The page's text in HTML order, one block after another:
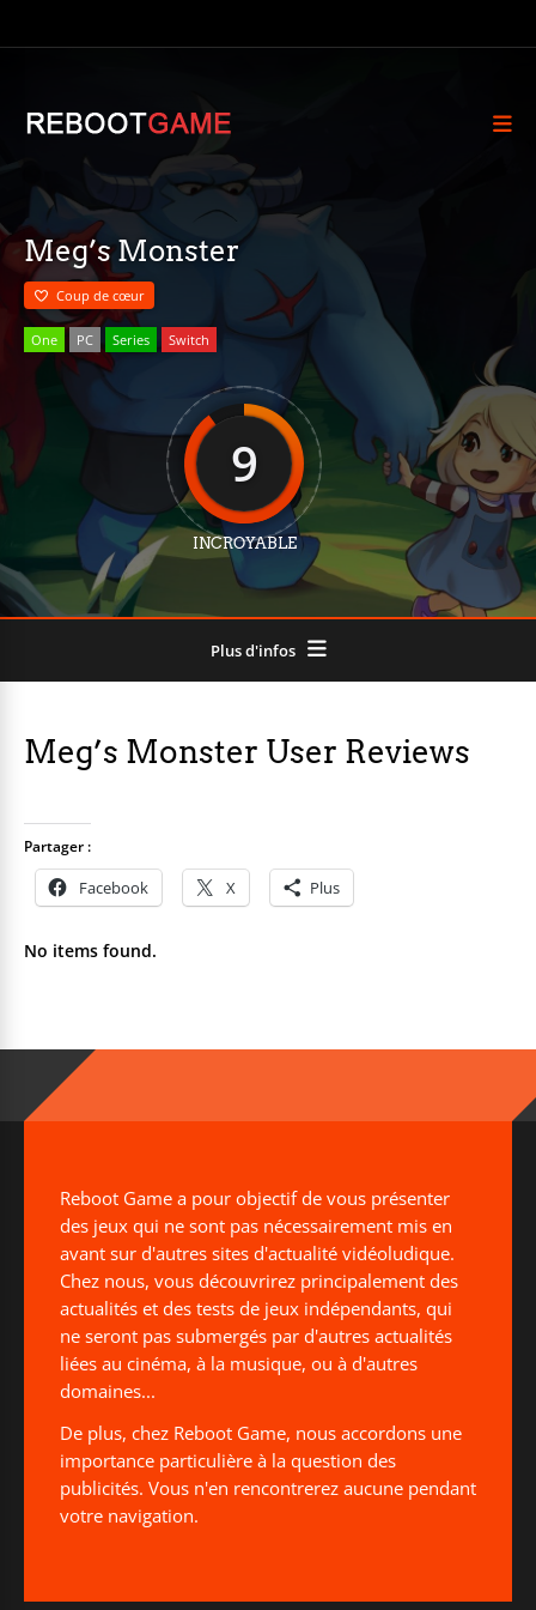
Meg’s Monster
Coup de cœur
One PC Series Switch
9
INCROYABLE
Plus d'infos
Meg’s Monster User Reviews
Partager :
Facebook X Plus
No items found.
Reboot Game a pour objectif de vous présenter
des jeux qui ne sont pas nécessairement mis en
avant sur d'autres sites d'actualité vidéoludique.
Chez nous, vous découvrirez principalement des
actualités et des tests de jeux indépendants, qui
ne seront pas submergés par d'autres actualités
liées au cinéma, à la musique, ou à d'autres
domaines...
De plus, chez Reboot Game, nous accordons une
importance particulière à la question des
publicités. Vous n'en rencontrerez aucune pendant
votre navigation.